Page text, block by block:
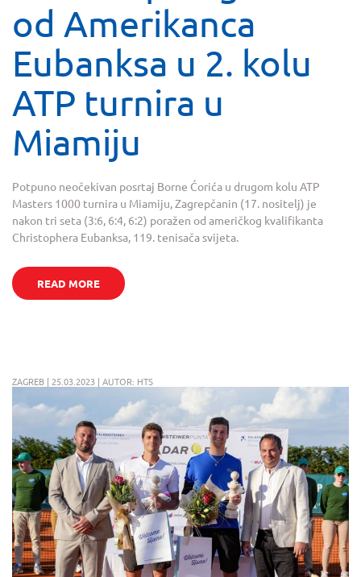
od Amerikanca
Eubanksa u 2. kolu
ATP turnira u
Miamiju
Potpuno neočekivan posrtaj Borne Ćorića u drugom kolu ATP
Masters 1000 turnira u Miamiju, Zagrepčanin (17. nositelj) je
nakon tri seta (3:6, 6:4, 6:2) poražen od američkog kvalifikanta
Christophera Eubanksa, 119. tenisača svijeta.
READ MORE
ZAGREB | 25.03.2023 | AUTOR: HTS